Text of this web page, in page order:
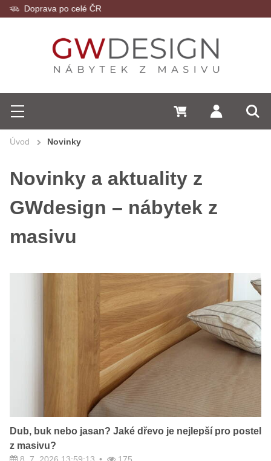
Hledat
Menu Přihlásit se
0 Kč
Úvod Novinky
Novinky a aktuality z
GWdesign – nábytek z
masivu
Dub, buk nebo jasan? Jaké dřevo je nejlepší pro postel
z masivu?
8. 7. 2026 13:59:13 175